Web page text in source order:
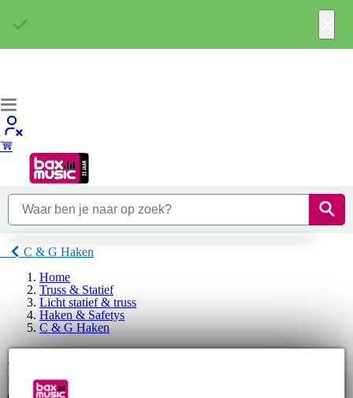
C & G Haken
Home
Truss & Statief
Licht statief & truss
Haken & Safetys
C & G Haken
Adam Hall C & G Haken
Er is product gevonden.